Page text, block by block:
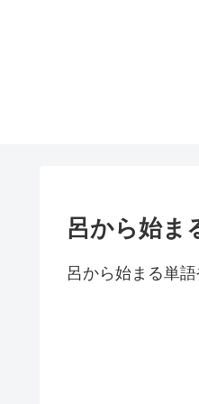
呂から始ま
呂から始まる単